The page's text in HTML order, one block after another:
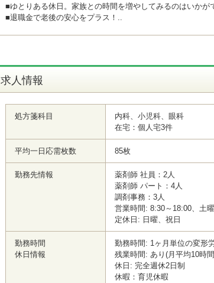
■ゆとりある休日。家族との時間を増やしてみるのはいかが
■退職金で老後の安心をプラス！..
求人情報
処方箋科目
内科、小児科、眼科
在宅：個人宅3件
平均一日応需枚数 85枚
勤務先情報
薬剤師 社員：2人
薬剤師 パート：4人
調剤事務：3人
営業時間: 8:30～18:00、土
定休日: 日曜、祝日
勤務時間
休日情報
勤務時間: 1ヶ月単位の変形
残業時間: あり(月平均10時
休日: 完全週休2日制
休暇：育児休暇